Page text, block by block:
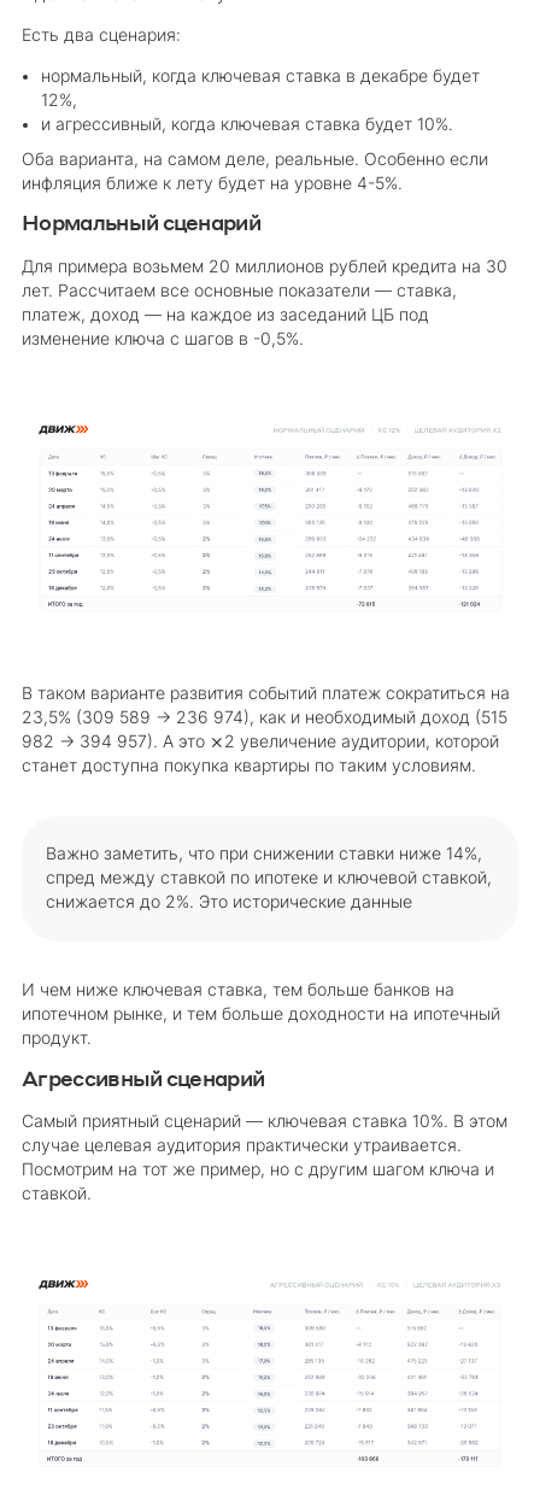
Есть два сценария:
нормальный, когда ключевая ставка в декабре будет
12%,
и агрессивный, когда ключевая ставка будет 10%.
Оба варианта, на самом деле, реальные. Особенно если
инфляция ближе к лету будет на уровне 4-5%.
Нормальный сценарий
Для примера возьмем 20 миллионов рублей кредита на 30
лет. Рассчитаем все основные показатели — ставка,
платеж, доход — на каждое из заседаний ЦБ под
изменение ключа с шагов в -0,5%.
В таком варианте развития событий платеж сократиться на
23,5% (309 589 → 236 974), как и необходимый доход (515
982 → 394 957). А это ⨯2 увеличение аудитории, которой
станет доступна покупка квартиры по таким условиям.
Важно заметить, что при снижении ставки ниже 14%,
спред между ставкой по ипотеке и ключевой ставкой,
снижается до 2%. Это исторические данные
И чем ниже ключевая ставка, тем больше банков на
ипотечном рынке, и тем больше доходности на ипотечный
продукт.
Агрессивный сценарий
Самый приятный сценарий — ключевая ставка 10%. В этом
случае целевая аудитория практически утраивается.
Посмотрим на тот же пример, но с другим шагом ключа и
ставкой.